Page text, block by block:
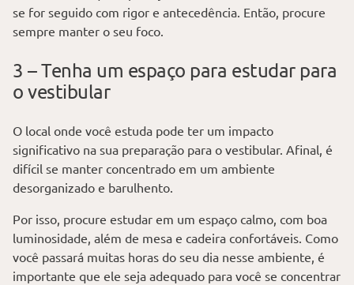
se for seguido com rigor e antecedência. Então, procure
sempre manter o seu foco.
3 – Tenha um espaço para estudar para
o vestibular
O local onde você estuda pode ter um impacto
significativo na sua preparação para o vestibular. Afinal, é
difícil se manter concentrado em um ambiente
desorganizado e barulhento.
Por isso, procure estudar em um espaço calmo, com boa
luminosidade, além de mesa e cadeira confortáveis. Como
você passará muitas horas do seu dia nesse ambiente, é
importante que ele seja adequado para você se concentrar